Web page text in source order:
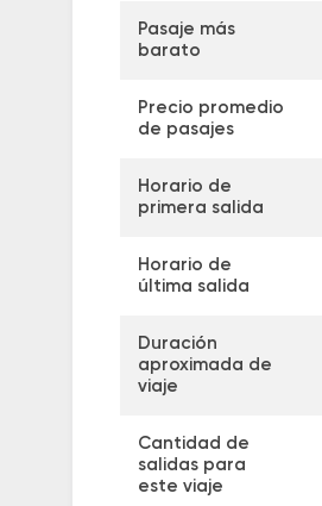
Pasaje más
barato
Precio promedio
de pasajes
Horario de
primera salida
Horario de
última salida
Duración
aproximada de
viaje
Cantidad de
salidas para
este viaje